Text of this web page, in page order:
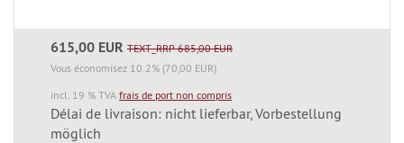
615,00 EUR TEXT_RRP 685,00 EUR
Vous économisez 10.2% (70,00 EUR)
incl. 19 % TVA frais de port non compris
Délai de livraison: nicht lieferbar, Vorbestellung
möglich